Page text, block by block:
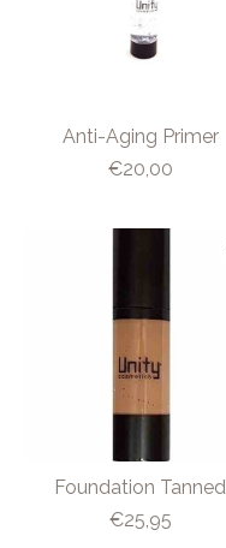
Anti-Aging Primer
€20,00
Foundation Tanned
€25,95